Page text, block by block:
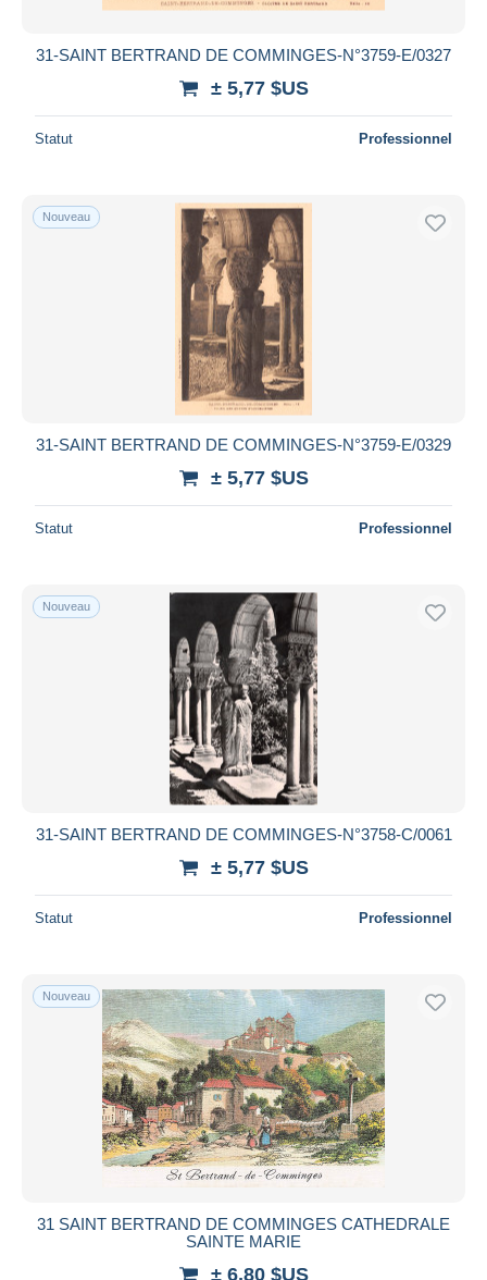
31-SAINT BERTRAND DE COMMINGES-N°3759-E/0327
± 5,77 $US
Statut Professionnel
Nouveau
31-SAINT BERTRAND DE COMMINGES-N°3759-E/0329
± 5,77 $US
Statut Professionnel
Nouveau
31-SAINT BERTRAND DE COMMINGES-N°3758-C/0061
± 5,77 $US
Statut Professionnel
Nouveau
31 SAINT BERTRAND DE COMMINGES CATHEDRALE
SAINTE MARIE
± 6,80 $US